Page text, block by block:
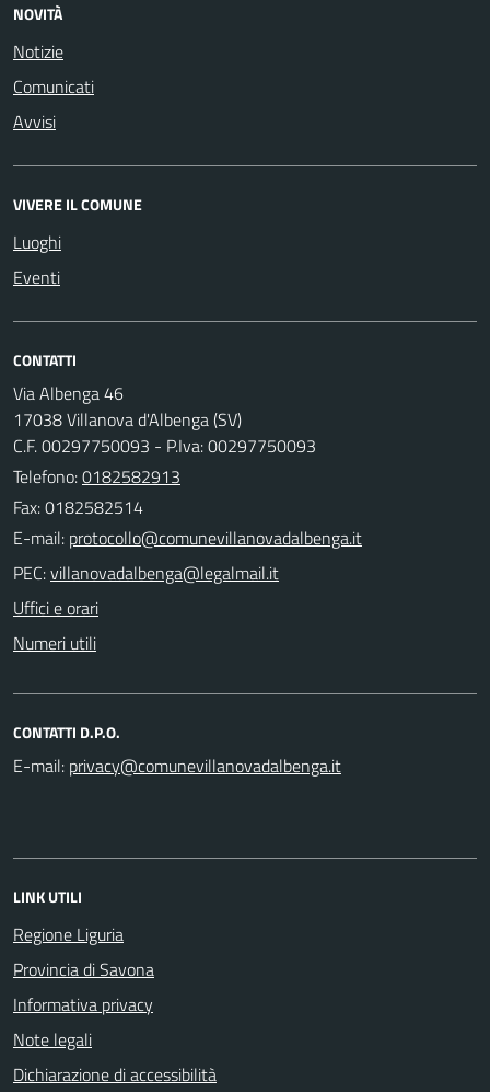
NOVITÀ
Notizie
Comunicati
Avvisi
VIVERE IL COMUNE
Luoghi
Eventi
CONTATTI
Via Albenga 46
17038 Villanova d'Albenga (SV)
C.F. 00297750093 - P.Iva: 00297750093
Telefono:0182582913
Fax: 0182582514
E-mail:
PEC:
Uffici e orari
Numeri utili
CONTATTI D.P.O.
E-mail:
LINK UTILI
Regione Liguria
Provincia di Savona
Informativa privacy
Note legali
Dichiarazione di accessibilità